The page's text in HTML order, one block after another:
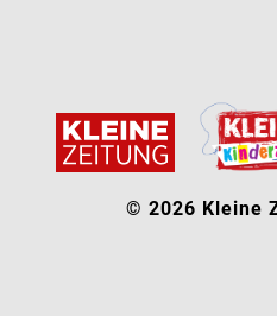
© 2026 Kleine